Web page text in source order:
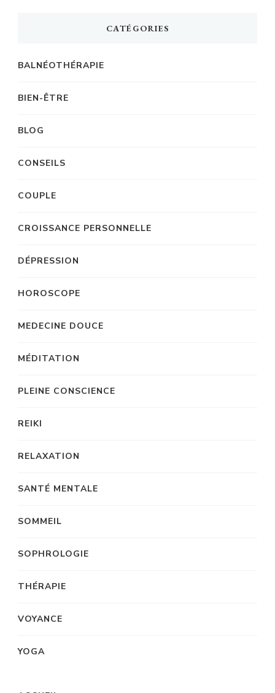
CATÉGORIES
BALNÉOTHÉRAPIE
BIEN-ÊTRE
BLOG
CONSEILS
COUPLE
CROISSANCE PERSONNELLE
DÉPRESSION
HOROSCOPE
MEDECINE DOUCE
MÉDITATION
PLEINE CONSCIENCE
REIKI
RELAXATION
SANTÉ MENTALE
SOMMEIL
SOPHROLOGIE
THÉRAPIE
VOYANCE
YOGA